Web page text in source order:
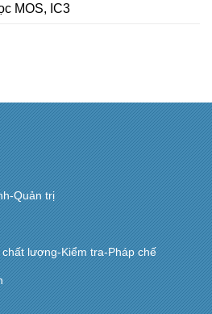
MOS, IC3
Quản trị
lượng-Kiểm tra-Pháp chế